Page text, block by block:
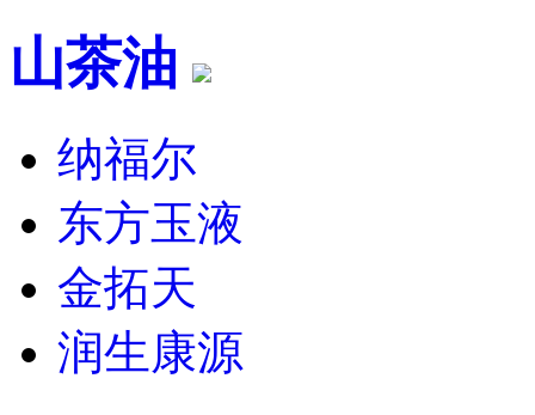
山茶油
纳福尔
东方玉液
金拓天
润生康源